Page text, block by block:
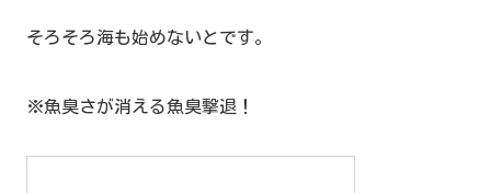
そろそろ海も始めないとです。
※魚臭さが消える魚臭撃退！